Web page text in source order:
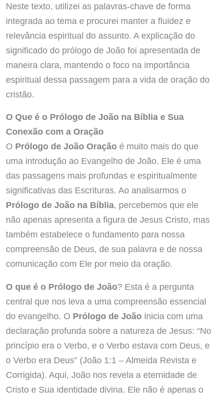
Neste texto, utilizei as palavras-chave de forma
integrada ao tema e procurei manter a fluidez e
relevância espiritual do assunto. A explicação do
significado do prólogo de João foi apresentada de
maneira clara, mantendo o foco na importância
espiritual dessa passagem para a vida de oração do
cristão.
O Que é o Prólogo de João na Bíblia e Sua
Conexão com a Oração
O Prólogo de João Oraçãoé muito mais do que
uma introdução ao Evangelho de João. Ele é uma
das passagens mais profundas e espiritualmente
significativas das Escrituras. Ao analisarmos o
Prólogo de João na Bíblia, percebemos que ele
não apenas apresenta a figura de Jesus Cristo, mas
também estabelece o fundamento para nossa
compreensão de Deus, de sua palavra e de nossa
comunicação com Ele por meio da oração.
O que é o Prólogo de João? Esta é a pergunta
central que nos leva a uma compreensão essencial
do evangelho. O Prólogo de Joãoinicia com uma
declaração profunda sobre a natureza de Jesus: “No
princípio era o Verbo, e o Verbo estava com Deus, e
o Verbo era Deus” (João 1:1 – Almeida Revista e
Corrigida). Aqui, João nos revela a eternidade de
Cristo e Sua identidade divina. Ele não é apenas o